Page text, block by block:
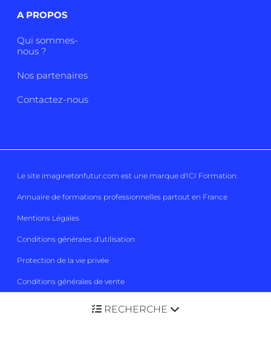
RECHERCHE
A PROPOS
Qui sommes-
nous ?
Nos partenaires
Contactez-nous
Le site imaginetonfutur.com est une marque d'ICI Formation.
Annuaire de formations professionnelles partout en France
Mentions Légales
Conditions générales d’utilisation
Protection de la vie privée
Conditions générales de vente